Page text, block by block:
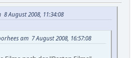
August 2008, 11:34:08
am 7 August 2008, 16:57:08